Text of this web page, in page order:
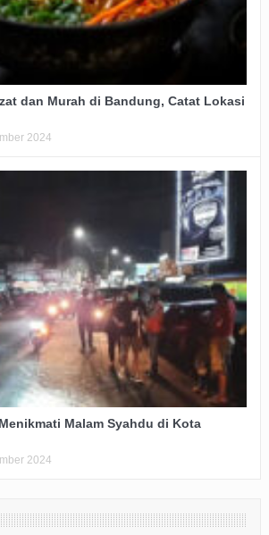
dan Murah di Bandung, Catat Lokasi
2024
Malam Syahdu di Kota
2024